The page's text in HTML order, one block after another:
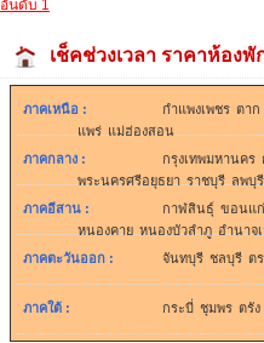
อันดับ 1
เช็คช่วงเวลา ราคาห้อง
ภาคเหนือ : กำแพงเพชร ตาก
แพร่ แม่ฮ่องสอน
ภาคกลาง : กรุงเทพมหานคร
พระนครศรีอยุธยา ราชบุรี ลพบุรี
ภาคอีสาน : กาฬสินธุ์ ขอนแ
หนองคาย หนองบัวลำภู อำนาจ
ภาคตะวันออก : จันทบุรี ชลบุรี ต
ภาคใต้ : กระบี่ ชุมพร ตรัง